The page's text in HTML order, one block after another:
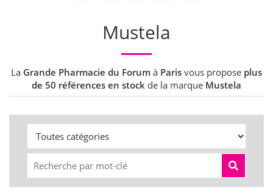
Mustela
La Grande Pharmacie du Forum à Paris vous propose plus
de 50 références en stock de la marque Mustela